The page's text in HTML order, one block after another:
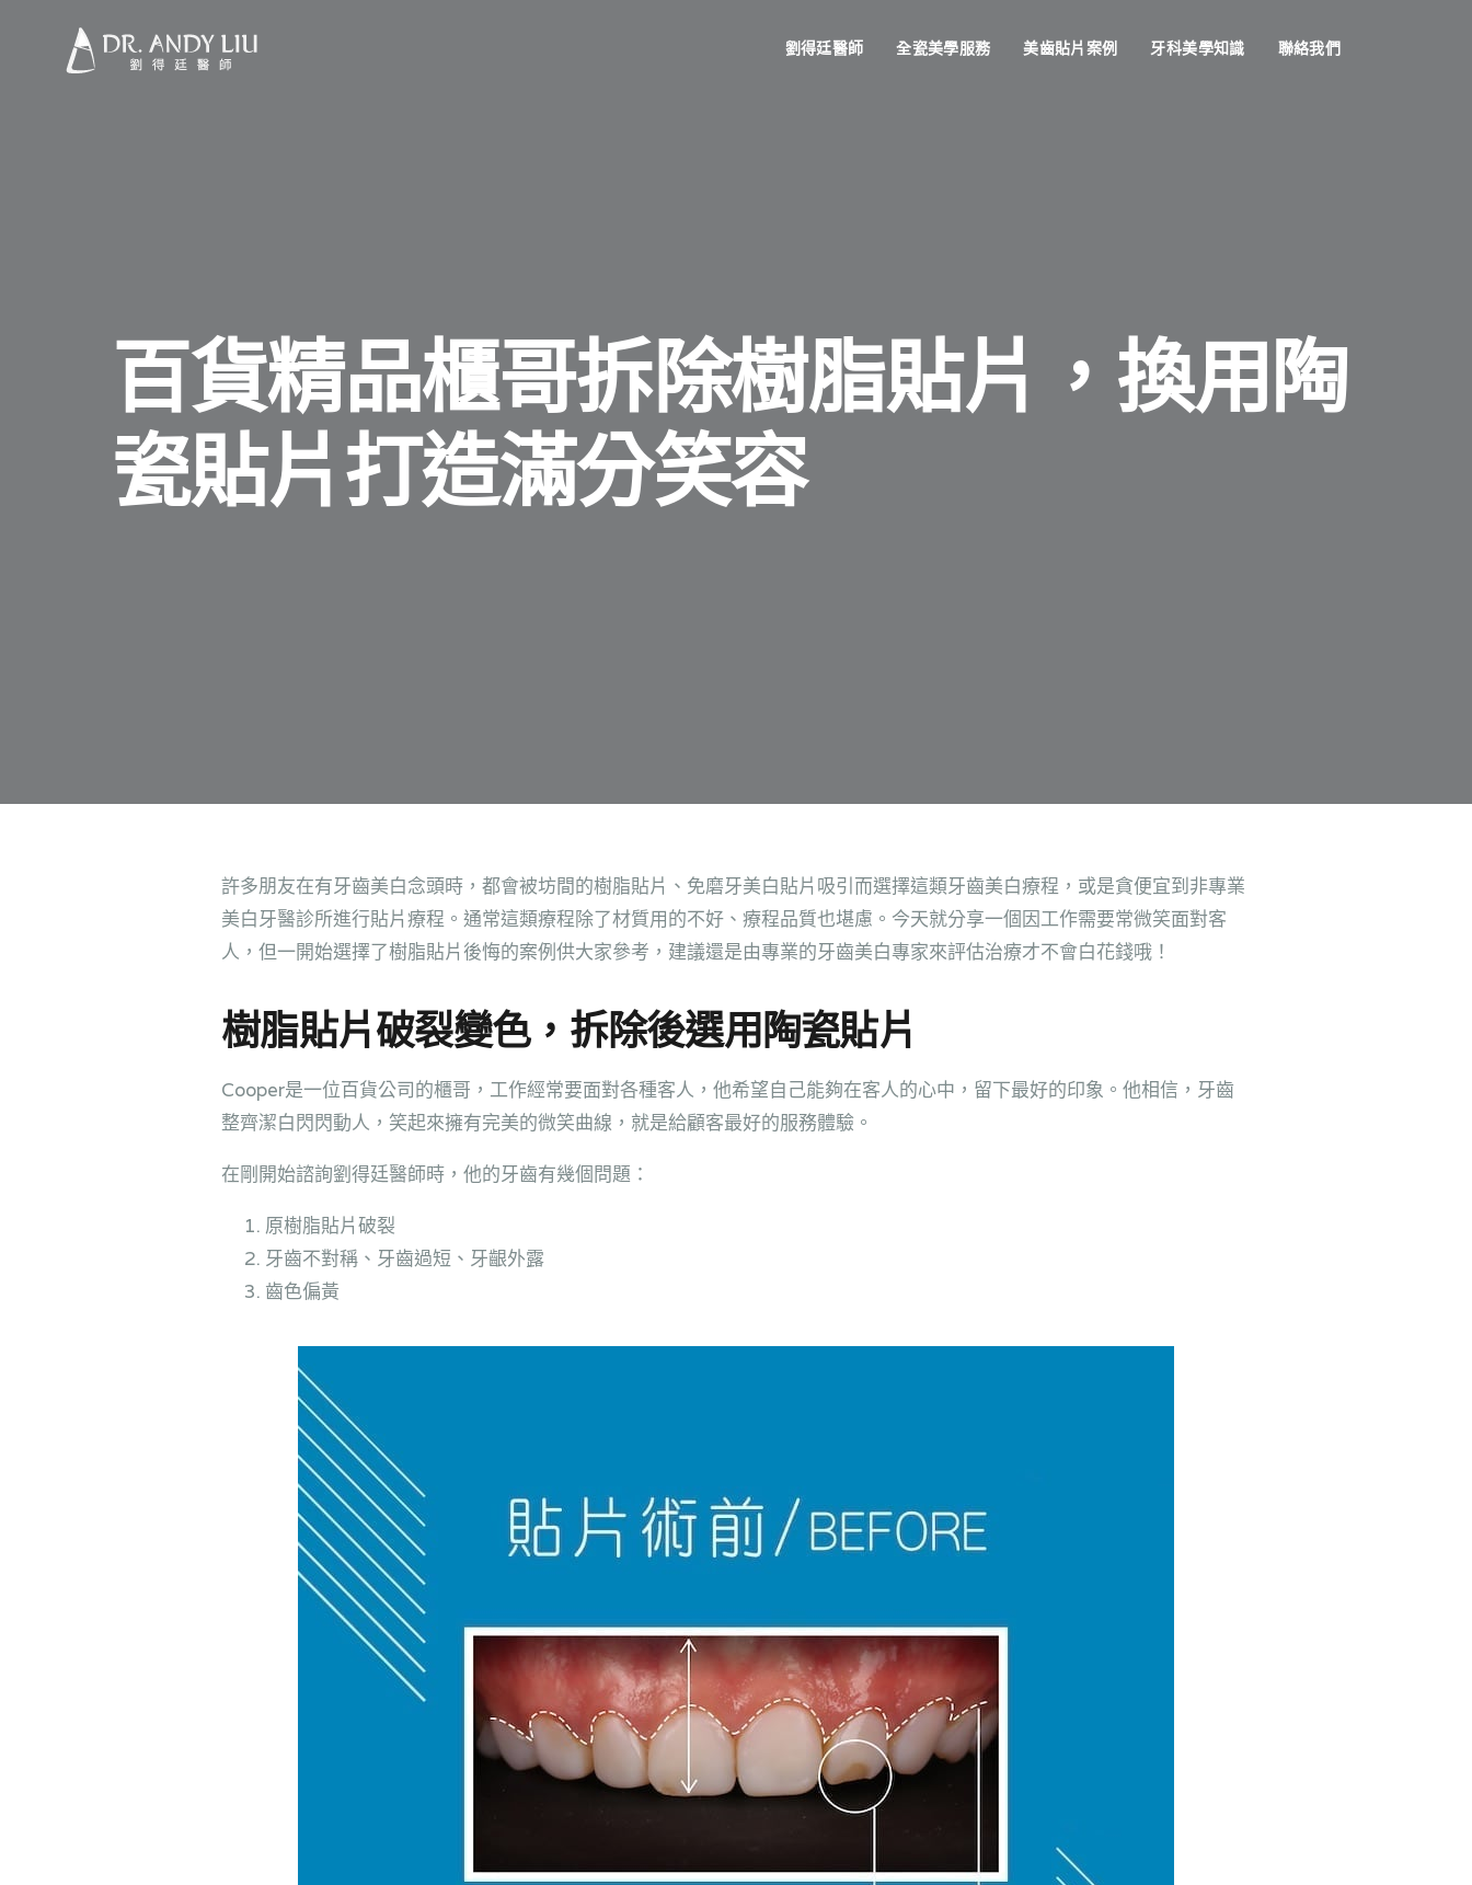
劉得廷醫師 全瓷美學服務 美齒貼片案例 牙科美學知識 聯絡我們
百貨精品櫃哥拆除樹脂貼片，換用陶
瓷貼片打造滿分笑容
許多朋友在有牙齒美白念頭時，都會被坊間的樹脂貼片、免磨牙美白貼片吸引而選擇這類牙齒美白療程，或是貪便宜到非專業
美白牙醫診所進行貼片療程。通常這類療程除了材質用的不好、療程品質也堪慮。今天就分享一個因工作需要常微笑面對客
人，但一開始選擇了樹脂貼片後悔的案例供大家參考，建議還是由專業的牙齒美白專家來評估治療才不會白花錢哦！
樹脂貼片破裂變色，拆除後選用陶瓷貼片
Cooper是一位百貨公司的櫃哥，工作經常要面對各種客人，他希望自己能夠在客人的心中，留下最好的印象。他相信，牙齒
整齊潔白閃閃動人，笑起來擁有完美的微笑曲線，就是給顧客最好的服務體驗。
在剛開始諮詢劉得廷醫師時，他的牙齒有幾個問題：
原樹脂貼片破裂
牙齒不對稱、牙齒過短、牙齦外露
齒色偏黃